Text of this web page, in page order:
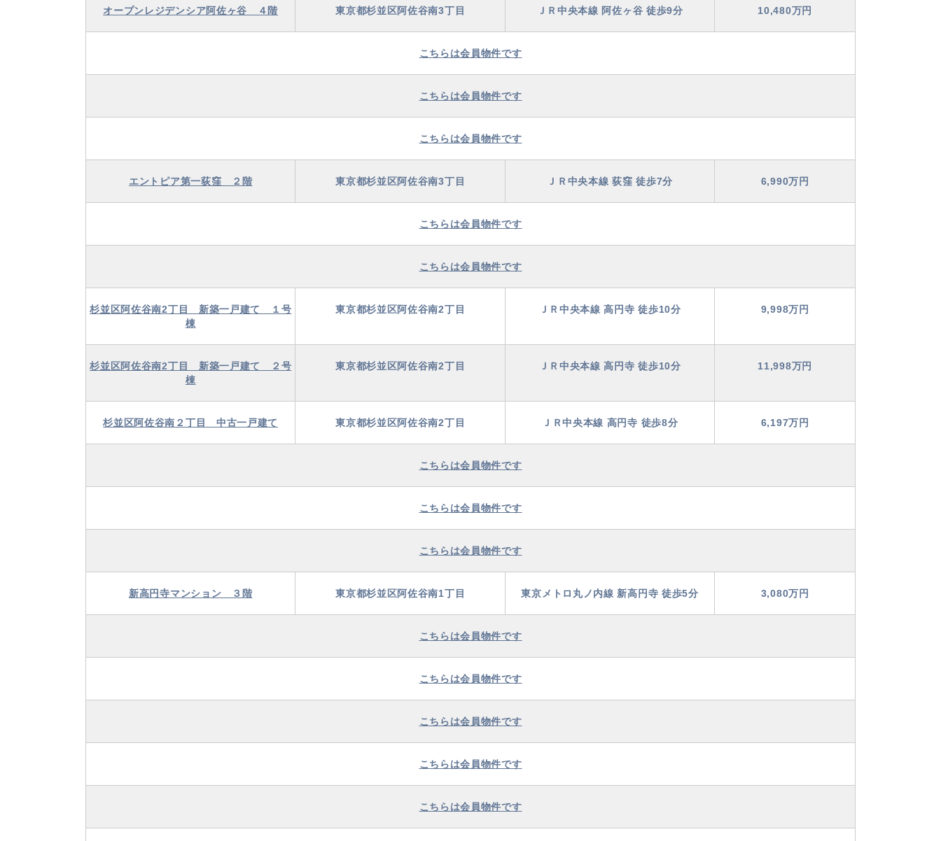
オープンレジデンシア阿佐ヶ谷 ４階 東京都杉並区阿佐谷南3丁目 ＪＲ中央本線 阿佐ヶ谷 徒歩9分 10,480万円
こちらは会員物件です
こちらは会員物件です
こちらは会員物件です
エントピア第一荻窪 ２階 東京都杉並区阿佐谷南3丁目 ＪＲ中央本線 荻窪 徒歩7分 6,990万円
こちらは会員物件です
こちらは会員物件です
杉並区阿佐谷南2丁目 新築一戸建て １号
棟
東京都杉並区阿佐谷南2丁目 ＪＲ中央本線 高円寺 徒歩10分 9,998万円
杉並区阿佐谷南2丁目 新築一戸建て ２号
棟
東京都杉並区阿佐谷南2丁目 ＪＲ中央本線 高円寺 徒歩10分 11,998万円
杉並区阿佐谷南２丁目 中古一戸建て 東京都杉並区阿佐谷南2丁目 ＪＲ中央本線 高円寺 徒歩8分 6,197万円
こちらは会員物件です
こちらは会員物件です
こちらは会員物件です
新高円寺マンション ３階 東京都杉並区阿佐谷南1丁目 東京メトロ丸ノ内線 新高円寺 徒歩5分 3,080万円
こちらは会員物件です
こちらは会員物件です
こちらは会員物件です
こちらは会員物件です
こちらは会員物件です